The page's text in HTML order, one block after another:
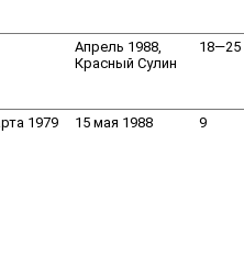
Апрель 1988,
Красный Сулин
18—25
1979 15 мая 1988 9